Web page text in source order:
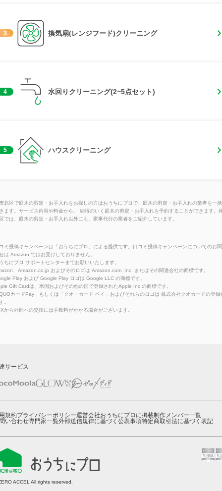
3 換気扇(レンジフード)クリーニング
4 水回りクリーニング(2~5点セット)
5 ハウスクリーニング
北区で庭木の剪定・お手入れをお探しの方はおうちにプロで、庭木の剪定・お手入れの業者を一
ます。サービス内容や料金から、 納得のいく庭木の剪定・お手入れを予約することができます。
では、庭木の剪定・お手入れ以外にも、家事代行の業者をご紹介しています。
ミ投稿キャンペーンは「おうちにプロ」による提供です。口コミ投稿キャンペーンについてのお
は Amazon ではお受けしておりません。
ちにプロ サポートセンターまでお願いいたします。
、Amazon.co.jp およびそのロゴは Amazon.com, Inc. またはその関連会社の商標です。
Play および Google Play ロゴは Google LLC の商標です。
Gift Cardは、米国およびその他の国で登録されたApple Inc.の商標です。
カードPay」もしくは「クオ・カード ペイ」およびそれらのロゴは 株式会社クオカードの登録
。
から外部への交換には手数料がかかる場合がございます。
サービス
規約プライバシーポリシー運営会社おうちにプロに掲載制作メンバー一覧
い合わせ専門家一覧外部送信規律に基づく公表事項特定商取引法に基づく表記
ACCEL All rights reserved.